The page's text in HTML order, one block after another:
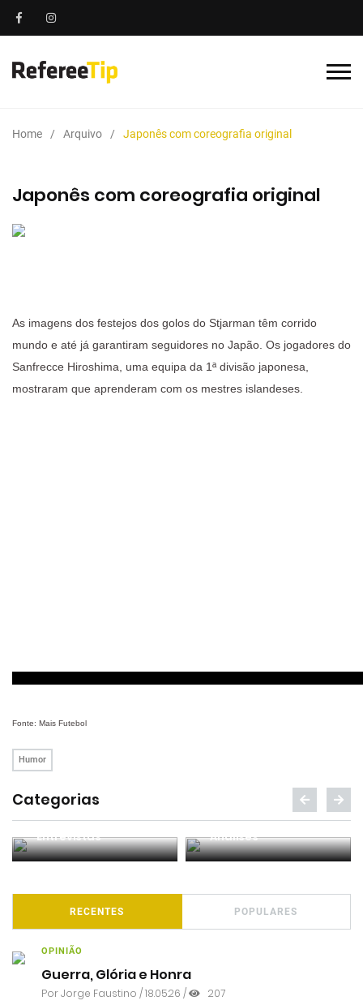
Home Arquivo Japonês com coreografia original
Japonês com coreografia original
As imagens dos festejos dos golos do Stjarman têm corrido
mundo e até já garantiram seguidores no Japão. Os jogadores do
Sanfrecce Hiroshima, uma equipa da 1ª divisão japonesa,
mostraram que aprenderam com os mestres islandeses.
Fonte: Mais Futebol
Humor
Categorias
Entrevistas Análises
RECENTES POPULARES
OPINIÃO
Guerra, Glória e Honra
PorJorge Faustino / 18.05.26 / 207